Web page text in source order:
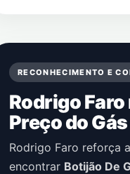
RECONHECIMENTO E
Rodrigo
Preço do Gás
Rodrigo Faro reforça
encontrar Botijão De